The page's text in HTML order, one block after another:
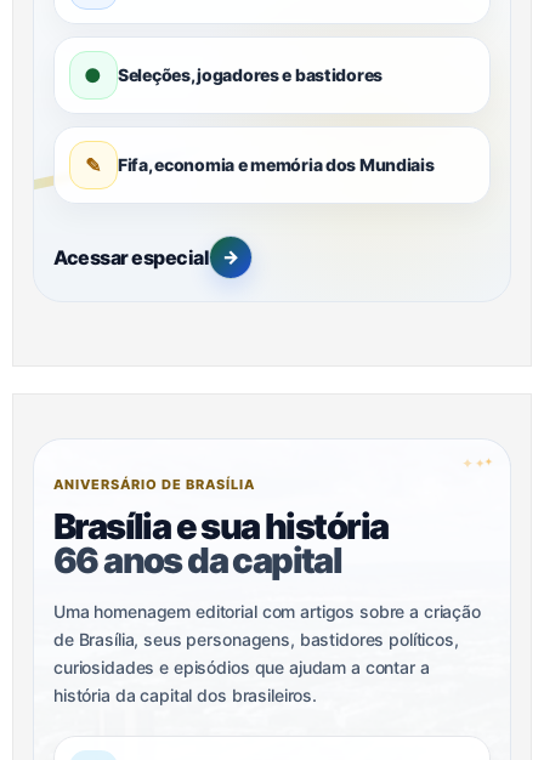
● Seleções, jogadores e bastidores
✎ Fifa, economia e memória dos Mundiais
Acessar especial →
✦ ✦✦
ANIVERSÁRIO DE BRASÍLIA
Brasília e sua história
66 anos da capital
Uma homenagem editorial com artigos sobre a criação
de Brasília, seus personagens, bastidores políticos,
curiosidades e episódios que ajudam a contar a
história da capital dos brasileiros.